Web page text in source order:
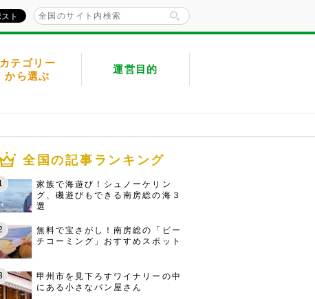
カテゴリー
から選ぶ
運営目的
全国の記事ランキング
家族で海遊び！シュノーケリン
グ、磯遊びもできる南房総の海３
選
無料で宝さがし！南房総の「ビー
チコーミング」おすすめスポット
甲州市を見下ろすワイナリーの中
にある小さなパン屋さん